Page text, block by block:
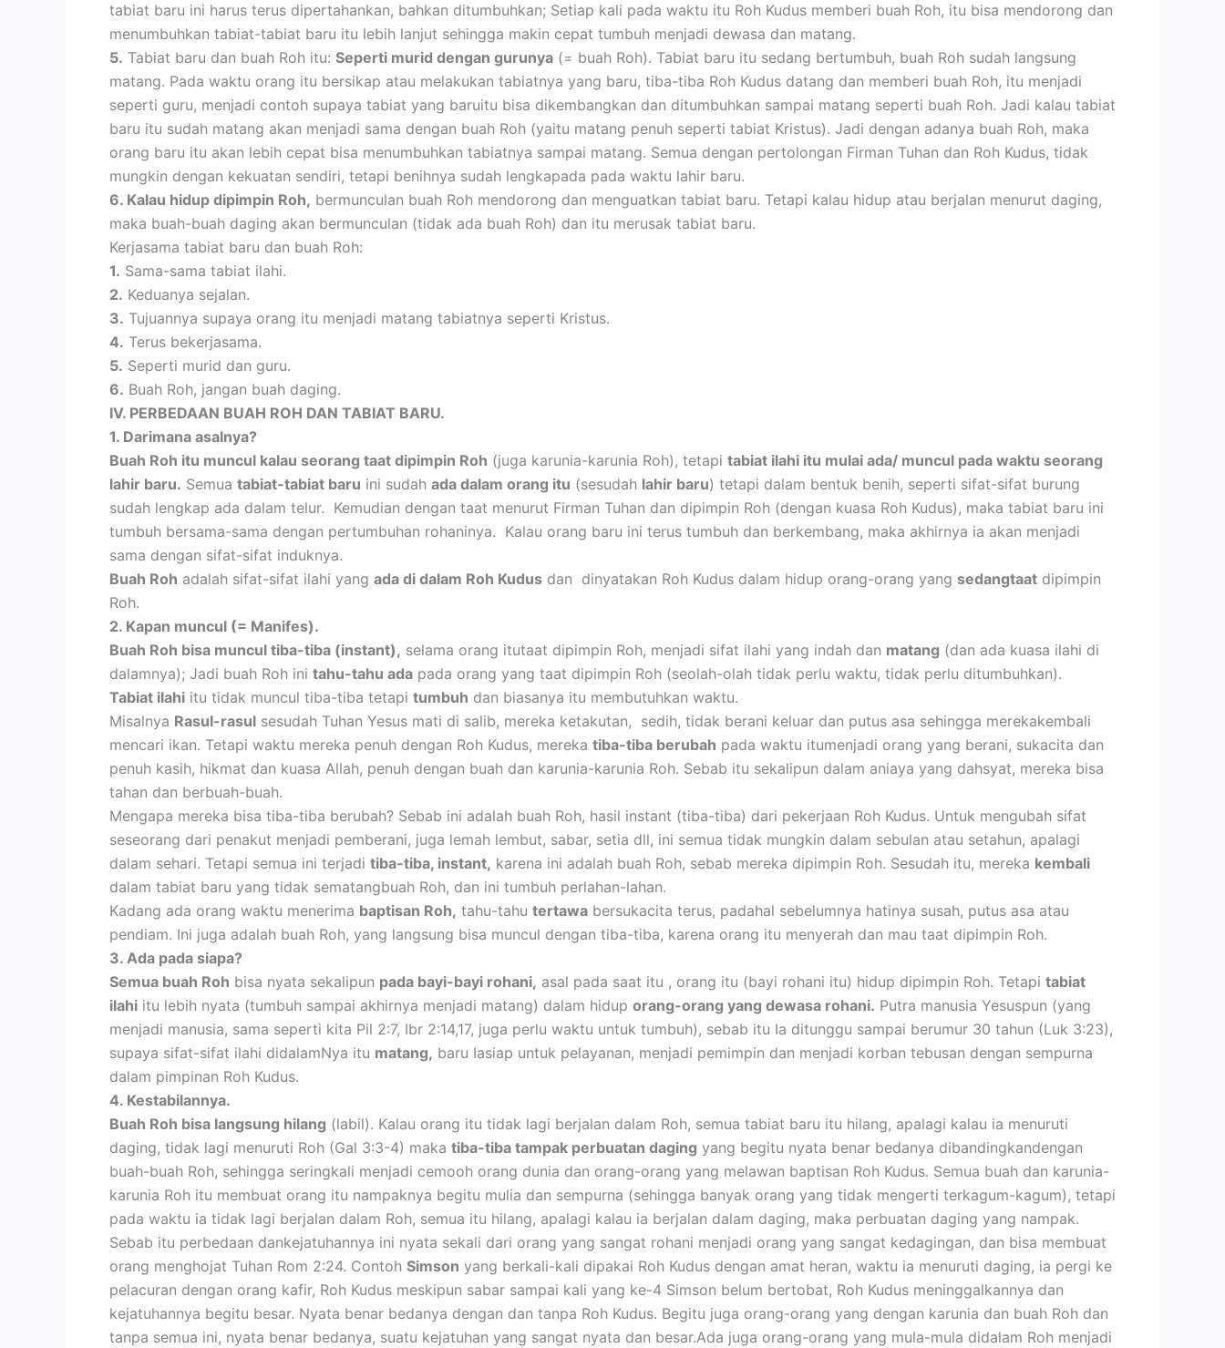
tabiat baru ini harus terus dipertahankan, bahkan ditumbuhkan; Setiap kali pada waktu itu Roh Kudus memberi buah Roh, itu bisa mendorong dan
menumbuhkan tabiat-tabiat baru itu lebih lanjut sehingga makin cepat tumbuh menjadi dewasa dan matang.
5. Tabiat baru dan buah Roh itu: Seperti murid dengan gurunya (= buah Roh). Tabiat baru itu sedang bertumbuh, buah Roh sudah langsung
matang. Pada waktu orang itu bersikap atau melakukan tabiatnya yang baru, tiba-tiba Roh Kudus datang dan memberi buah Roh, itu menjadi
seperti guru, menjadi contoh supaya tabiat yang baruitu bisa dikembangkan dan ditumbuhkan sampai matang seperti buah Roh. Jadi kalau tabiat
baru itu sudah matang akan menjadi sama dengan buah Roh (yaitu matang penuh seperti tabiat Kristus). Jadi dengan adanya buah Roh, maka
orang baru itu akan lebih cepat bisa menumbuhkan tabiatnya sampai matang. Semua dengan pertolongan Firman Tuhan dan Roh Kudus, tidak
mungkin dengan kekuatan sendiri, tetapi benihnya sudah lengkapada pada waktu lahir baru.
6. Kalau hidup dipimpin Roh, bermunculan buah Roh mendorong dan menguatkan tabiat baru. Tetapi kalau hidup atau berjalan menurut daging,
maka buah-buah daging akan bermunculan (tidak ada buah Roh) dan itu merusak tabiat baru.
Kerjasama tabiat baru dan buah Roh:
1. Sama-sama tabiat ilahi.
2. Keduanya sejalan.
3. Tujuannya supaya orang itu menjadi matang tabiatnya seperti Kristus.
4. Terus bekerjasama.
5. Seperti murid dan guru.
6. Buah Roh, jangan buah daging.
IV. PERBEDAAN BUAH ROH DAN TABIAT BARU.
1. Darimana asalnya?
Buah Roh itu muncul kalau seorang taat dipimpin Roh (juga karunia-karunia Roh), tetapi tabiat ilahi itu mulai ada/ muncul pada waktu seorang
lahir baru. Semua tabiat-tabiat baru ini sudah ada dalam orang itu (sesudah lahir baru) tetapi dalam bentuk benih, seperti sifat-sifat burung
sudah lengkap ada dalam telur. Kemudian dengan taat menurut Firman Tuhan dan dipimpin Roh (dengan kuasa Roh Kudus), maka tabiat baru ini
tumbuh bersama-sama dengan pertumbuhan rohaninya. Kalau orang baru ini terus tumbuh dan berkembang, maka akhirnya ia akan menjadi
sama dengan sifat-sifat induknya.
Buah Roh adalah sifat-sifat ilahi yang ada di dalam Roh Kudus dan dinyatakan Roh Kudus dalam hidup orang-orang yang sedangtaat dipimpin
Roh.
2. Kapan muncul (= Manifes).
Buah Roh bisa muncul tiba-tiba (instant), selama orang itutaat dipimpin Roh, menjadi sifat ilahi yang indah dan matang (dan ada kuasa ilahi di
dalamnya); Jadi buah Roh ini tahu-tahu ada pada orang yang taat dipimpin Roh (seolah-olah tidak perlu waktu, tidak perlu ditumbuhkan).
Tabiat ilahi itu tidak muncul tiba-tiba tetapi tumbuh dan biasanya itu membutuhkan waktu.
Misalnya Rasul-rasul sesudah Tuhan Yesus mati di salib, mereka ketakutan, sedih, tidak berani keluar dan putus asa sehingga merekakembali
mencari ikan. Tetapi waktu mereka penuh dengan Roh Kudus, mereka tiba-tiba berubah pada waktu itumenjadi orang yang berani, sukacita dan
penuh kasih, hikmat dan kuasa Allah, penuh dengan buah dan karunia-karunia Roh. Sebab itu sekalipun dalam aniaya yang dahsyat, mereka bisa
tahan dan berbuah-buah.
Mengapa mereka bisa tiba-tiba berubah? Sebab ini adalah buah Roh, hasil instant (tiba-tiba) dari pekerjaan Roh Kudus. Untuk mengubah sifat
seseorang dari penakut menjadi pemberani, juga lemah lembut, sabar, setia dll, ini semua tidak mungkin dalam sebulan atau setahun, apalagi
dalam sehari. Tetapi semua ini terjadi tiba-tiba, instant, karena ini adalah buah Roh, sebab mereka dipimpin Roh. Sesudah itu, mereka kembali
dalam tabiat baru yang tidak sematangbuah Roh, dan ini tumbuh perlahan-lahan.
Kadang ada orang waktu menerima baptisan Roh, tahu-tahu tertawa bersukacita terus, padahal sebelumnya hatinya susah, putus asa atau
pendiam. Ini juga adalah buah Roh, yang langsung bisa muncul dengan tiba-tiba, karena orang itu menyerah dan mau taat dipimpin Roh.
3. Ada pada siapa?
Semua buah Roh bisa nyata sekalipun pada bayi-bayi rohani, asal pada saat itu , orang itu (bayi rohani itu) hidup dipimpin Roh. Tetapi tabiat
ilahi itu lebih nyata (tumbuh sampai akhirnya menjadi matang) dalam hidup orang-orang yang dewasa rohani. Putra manusia Yesuspun (yang
menjadi manusia, sama seperti kita Pil 2:7, Ibr 2:14,17, juga perlu waktu untuk tumbuh), sebab itu Ia ditunggu sampai berumur 30 tahun (Luk 3:23),
supaya sifat-sifat ilahi didalamNya itu matang, baru Iasiap untuk pelayanan, menjadi pemimpin dan menjadi korban tebusan dengan sempurna
dalam pimpinan Roh Kudus.
4. Kestabilannya.
Buah Roh bisa langsung hilang (labil). Kalau orang itu tidak lagi berjalan dalam Roh, semua tabiat baru itu hilang, apalagi kalau ia menuruti
daging, tidak lagi menuruti Roh (Gal 3:3-4) maka tiba-tiba tampak perbuatan daging yang begitu nyata benar bedanya dibandingkandengan
buah-buah Roh, sehingga seringkali menjadi cemooh orang dunia dan orang-orang yang melawan baptisan Roh Kudus. Semua buah dan karunia-
karunia Roh itu membuat orang itu nampaknya begitu mulia dan sempurna (sehingga banyak orang yang tidak mengerti terkagum-kagum), tetapi
pada waktu ia tidak lagi berjalan dalam Roh, semua itu hilang, apalagi kalau ia berjalan dalam daging, maka perbuatan daging yang nampak.
Sebab itu perbedaan dankejatuhannya ini nyata sekali dari orang yang sangat rohani menjadi orang yang sangat kedagingan, dan bisa membuat
orang menghojat Tuhan Rom 2:24. Contoh Simson yang berkali-kali dipakai Roh Kudus dengan amat heran, waktu ia menuruti daging, ia pergi ke
pelacuran dengan orang kafir, Roh Kudus meskipun sabar sampai kali yang ke-4 Simson belum bertobat, Roh Kudus meninggalkannya dan
kejatuhannya begitu besar. Nyata benar bedanya dengan dan tanpa Roh Kudus. Begitu juga orang-orang yang dengan karunia dan buah Roh dan
tanpa semua ini, nyata benar bedanya, suatu kejatuhan yang sangat nyata dan besar.Ada juga orang-orang yang mula-mula didalam Roh menjadi